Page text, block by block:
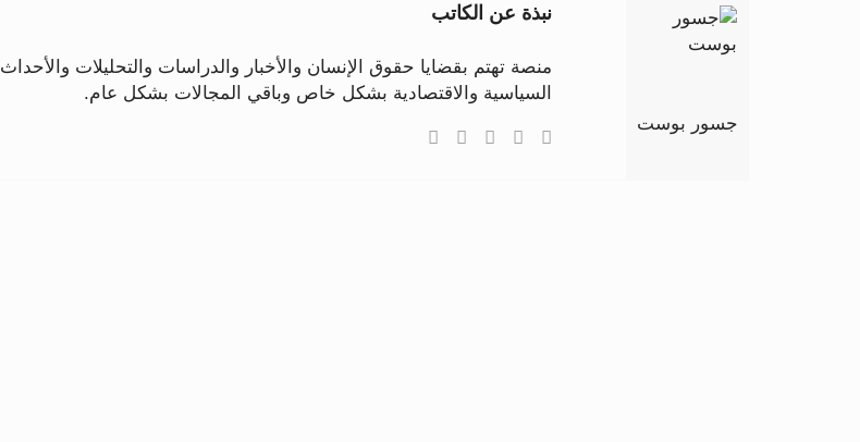
جسور بوست
نبذة عن الكاتب
منصة تهتم بقضايا حقوق الإنسان والأخبار والدراسات والتحليلات والأحداث
السياسية والاقتصادية بشكل خاص وباقي المجالات بشكل عام.